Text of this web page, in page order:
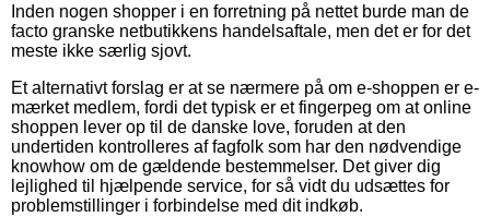
Inden nogen shopper i en forretning på nettet burde man de
facto granske netbutikkens handelsaftale, men det er for det
meste ikke særlig sjovt.
Et alternativt forslag er at se nærmere på om e-shoppen er e-
mærket medlem, fordi det typisk er et fingerpeg om at online
shoppen lever op til de danske love, foruden at den
undertiden kontrolleres af fagfolk som har den nødvendige
knowhow om de gældende bestemmelser. Det giver dig
lejlighed til hjælpende service, for så vidt du udsættes for
problemstillinger i forbindelse med dit indkøb.